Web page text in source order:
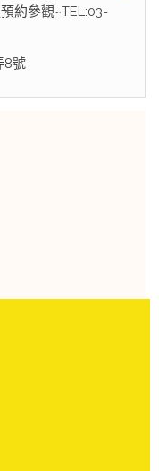
約參觀~TEL:03-
8號